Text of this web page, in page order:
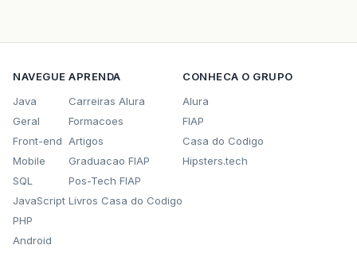
NAVEGUE
Java
Geral
Front-end
Mobile
SQL
JavaScript
PHP
Android
APRENDA
Carreiras Alura
Formacoes
Artigos
Graduacao FIAP
Pos-Tech FIAP
Livros Casa do Codigo
CONHECA O GRUPO
Alura
FIAP
Casa do Codigo
Hipsters.tech